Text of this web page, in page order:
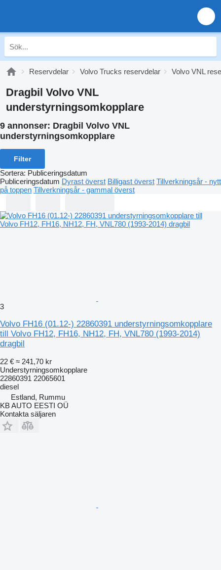
Reservdelar Volvo Trucks reservdelar Volvo VNL
Dragbil Volvo VNL
understyrningsomkopplare
9 annonser: Dragbil Volvo VNL
understyrningsomkopplare
Filter
Sortera: Publiceringsdatum
Publiceringsdatum Dyrast överst Billigast överst Tillverkningsår - nytt
på toppen Tillverkningsår - gammal överst
3
Volvo FH16 (01.12-) 22860391 understyrningsomkopplare
till Volvo FH12, FH16, NH12, FH, VNL780 (1993-2014)
dragbil
22 € ≈ 241,70 kr
Understyrningsomkopplare
22860391 22065601
diesel
Estland, Rummu
KB AUTO EESTI OÜ
Kontakta säljaren